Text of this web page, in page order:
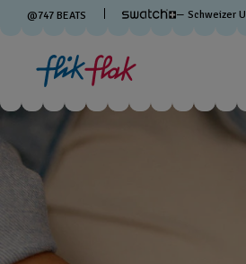
@747 BEATS — Schweizer